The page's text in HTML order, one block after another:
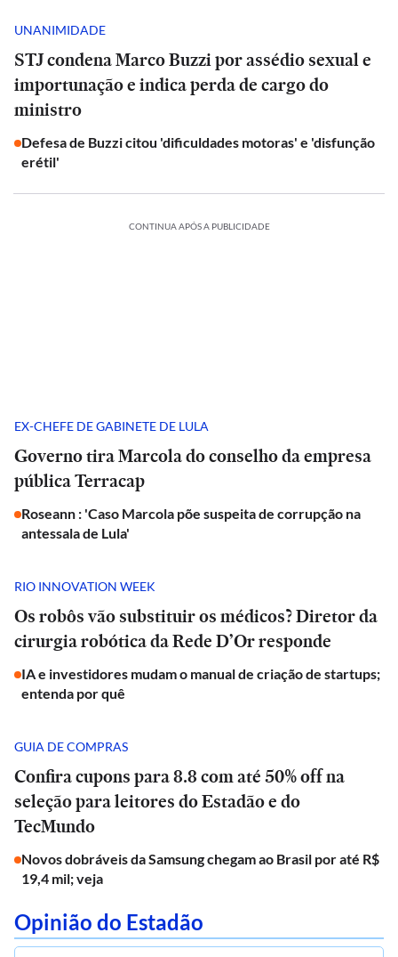
UNANIMIDADE
STJ condena Marco Buzzi por assédio sexual e
importunação e indica perda de cargo do
ministro
Defesa de Buzzi citou 'dificuldades motoras' e 'disfunção
erétil'
CONTINUA APÓS A PUBLICIDADE
EX-CHEFE DE GABINETE DE LULA
Governo tira Marcola do conselho da empresa
pública Terracap
Roseann : 'Caso Marcola põe suspeita de corrupção na
antessala de Lula'
RIO INNOVATION WEEK
Os robôs vão substituir os médicos? Diretor da
cirurgia robótica da Rede D’Or responde
IA e investidores mudam o manual de criação de startups;
entenda por quê
GUIA DE COMPRAS
Confira cupons para 8.8 com até 50% off na
seleção para leitores do Estadão e do
TecMundo
Novos dobráveis da Samsung chegam ao Brasil por até R$
19,4 mil; veja
Opinião do Estadão